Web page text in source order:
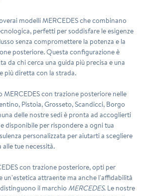
modelliMERCEDESche combinano
perfetti per soddisfare le esigenze
senza compromettere la potenza e la
posteriore. Questa configurazione è
da chi cerca una guida più precisa e una
più diretta con la strada.
MERCEDEScon trazione posteriore nelle
Pistoia, Grosseto, Scandicci, Borgo
delle nostre sedi è pronta ad accoglierti
disponibile per rispondere a ogni tua
personalizzata per aiutarti a scegliere
tue necessità.
con trazione posteriore, opti per
un'estetica attraente ma anche l'affidabilità
il marchio MERCEDES. Le nostre